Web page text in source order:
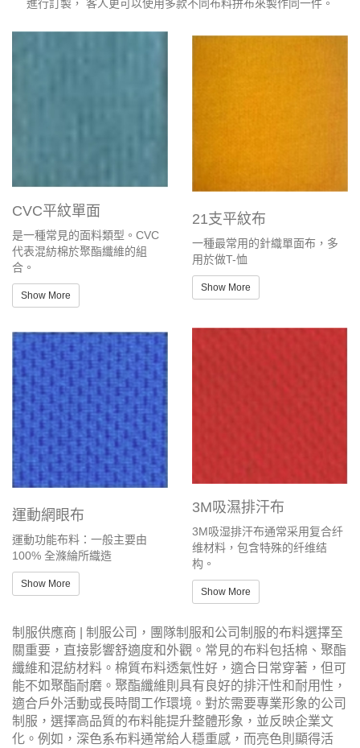
進行訂製， 客人更可以使用多款不同布料拼布來製作同一件。
CVC平紋單面
是一種常見的面料類型。CVC
代表混紡棉於聚酯纖維的組
合。
Show More
21支平紋布
一種最常用的針織單面布，多
用於做T-恤
Show More
運動網眼布
運動功能布料：一般主要由
100% 全滌綸所織造
Show More
3M吸濕排汗布
3M吸湿排汗布通常采用复合纤
维材料，包含特殊的纤维结
构。
Show More
制服供應商 | 制服公司，團隊制服和公司制服的布料選擇至
關重要，直接影響舒適度和外觀。常見的布料包括棉、聚酯
纖維和混紡材料。棉質布料透氣性好，適合日常穿著，但可
能不如聚酯耐磨。聚酯纖維則具有良好的排汗性和耐用性，
適合戶外活動或長時間工作環境。對於需要專業形象的公司
制服，選擇高品質的布料能提升整體形象，並反映企業文
化。例如，深色系布料通常給人穩重感，而亮色則顯得活